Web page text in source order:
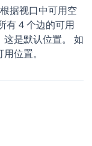
根据视口中可用空
有 4 个边的可用
这是默认位置。 如
位置。